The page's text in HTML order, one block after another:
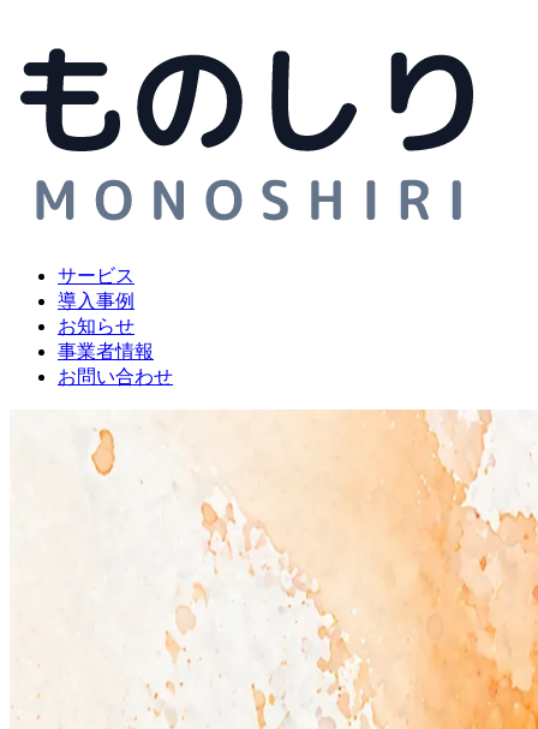
サービス
導入事例
お知らせ
事業者情報
お問い合わせ